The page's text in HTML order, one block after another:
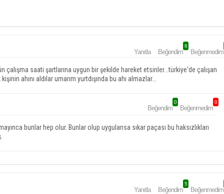
Yanıtla Beğendim
6
Beğenmedim
saati şartlarına uygun bir şekilde hareket etsinler...türkiye'de çalışan
ahını aldılar umarım yurtdışında bu ahı almazlar...
Beğendim
0
Beğenmedim
0
bunlar hep olur. Bunlar olup uygulansa sıkar paçası bu haksızlıkları
Yanıtla Beğendim
5
Beğenmedim